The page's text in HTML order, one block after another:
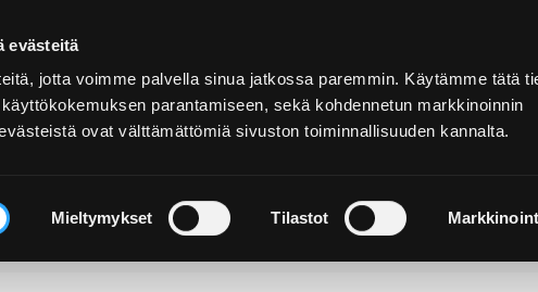
evästeitä
jotta voimme palvella sinua jatkossa paremmin. Käytämme tätä
parantamiseen, sekä kohdennetun markkinoinnin
ovat välttämättömiä sivuston toiminnallisuuden kannalta.
Mieltymykset Tilastot